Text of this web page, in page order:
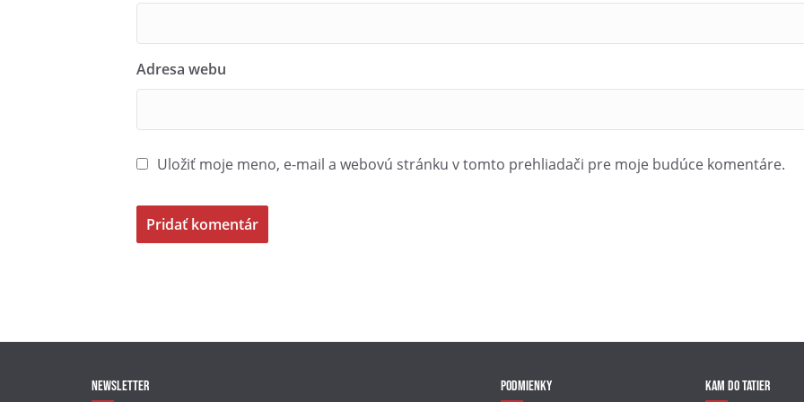
Adresa webu
Uložiť moje meno, e-mail a webovú stránku v tomto prehliadači pre moje budúce komentáre.
Newsletter Podmienky Kam do Tatier